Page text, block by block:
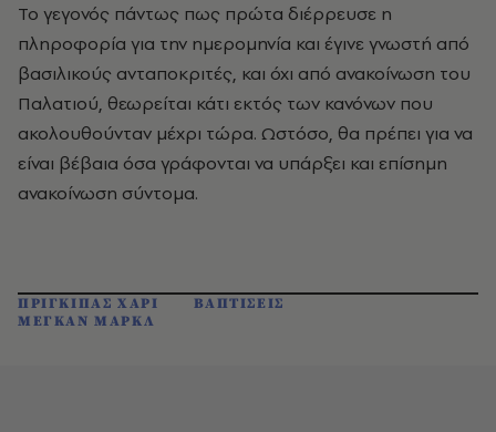
Το γεγονός πάντως πως πρώτα διέρρευσε η
πληροφορία για την ημερομηνία και έγινε γνωστή από
βασιλικούς ανταποκριτές, και όχι από ανακοίνωση του
Παλατιού, θεωρείται κάτι εκτός των κανόνων που
ακολουθούνταν μέχρι τώρα. Ωστόσο, θα πρέπει για να
είναι βέβαια όσα γράφονται να υπάρξει και επίσημη
ανακοίνωση σύντομα.
ΠΡΙΓΚΙΠΑΣ ΧΑΡΙ
ΒΑΠΤΙΣΕΙΣ
ΜΕΓΚΑΝ ΜΑΡΚΛ